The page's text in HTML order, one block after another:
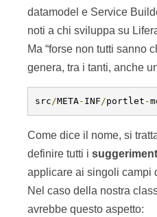
datamodel e Service
noti a chi sviluppa su
Ma “forse non tutti sanno
genera, tra i tanti, anche
src/META- INF/portlet -
Come dice il nome, si
definire tutti i
applicare ai singoli campi
Nel caso della nostra
avrebbe questo aspetto: